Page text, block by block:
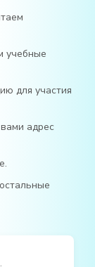
учебные
для участия
адрес